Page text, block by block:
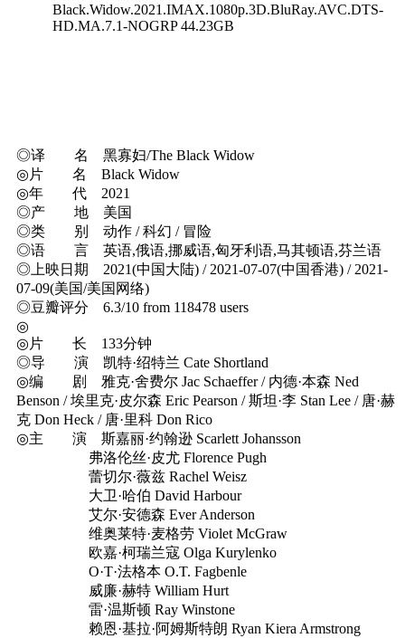
Black.Widow.2021.IMAX.1080p.3D.BluRay.AVC.DTS-
HD.MA.7.1-NOGRP 44.23GB
◎译 名 黑寡妇/The Black Widow
◎片 名 Black Widow
◎年 代 2021
◎产 地 美国
◎类 别 动作 / 科幻 / 冒险
◎语 言 英语,俄语,挪威语,匈牙利语,马其顿语,芬兰语
◎上映日期 2021(中国大陆) / 2021-07-07(中国香港) / 2021-
07-09(美国/美国网络)
◎豆瓣评分 6.3/10 from 118478 users
◎
◎片 长 133分钟
◎导 演 凯特·绍特兰 Cate Shortland
◎编 剧 雅克·舍费尔 Jac Schaeffer / 内德·本森 Ned
Benson / 埃里克·皮尔森 Eric Pearson / 斯坦·李 Stan Lee / 唐·赫
克 Don Heck / 唐·里科 Don Rico
◎主 演 斯嘉丽·约翰逊 Scarlett Johansson
弗洛伦丝·皮尤 Florence Pugh
蕾切尔·薇兹 Rachel Weisz
大卫·哈伯 David Harbour
艾尔·安德森 Ever Anderson
维奥莱特·麦格劳 Violet McGraw
欧嘉·柯瑞兰寇 Olga Kurylenko
O·T·法格本 O.T. Fagbenle
威廉·赫特 William Hurt
雷·温斯顿 Ray Winstone
赖恩·基拉·阿姆斯特朗 Ryan Kiera Armstrong